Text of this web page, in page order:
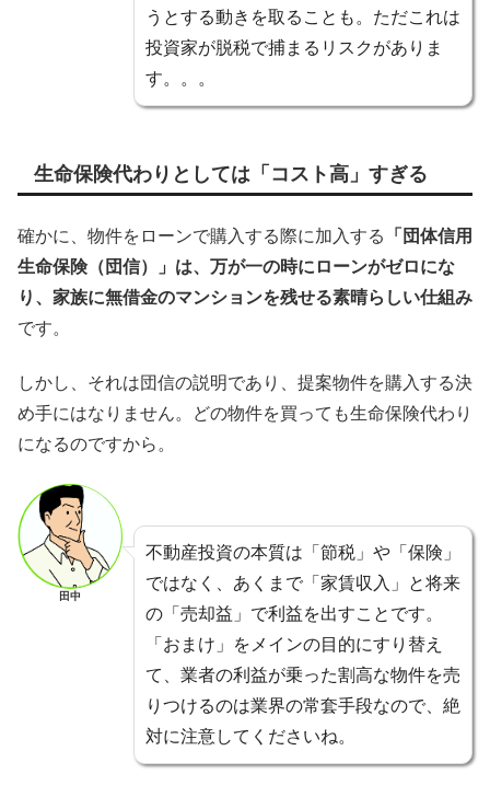
うとする動きを取ることも。ただこれは
投資家が脱税で捕まるリスクがありま
す。。。
生命保険代わりとしては「コスト高」すぎる
確かに、物件をローンで購入する際に加入する
「団体信用
生命保険（団信）」は、万が一の時にローンがゼロにな
り、家族に無借金のマンションを残せる素晴らしい仕組み
です。
しかし、それは団信の説明であり、提案物件を購入する決
め手にはなりません。どの物件を買っても生命保険代わり
になるのですから。
田中
不動産投資の本質は「節税」や「保険」
ではなく、あくまで「家賃収入」と将来
の「売却益」で利益を出すことです。
「おまけ」をメインの目的にすり替え
て、業者の利益が乗った割高な物件を売
りつけるのは業界の常套手段なので、絶
対に注意してくださいね。